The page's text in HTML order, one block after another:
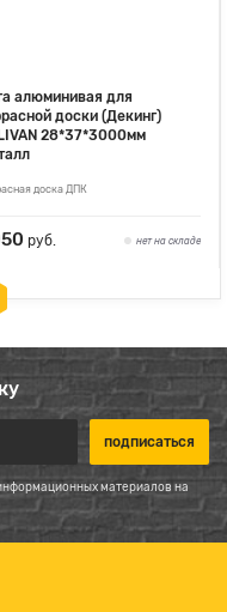
алюминивая для
доски (Декинг)
28*37*3000мм
доска ДПК
руб. нет на складе
материалов на